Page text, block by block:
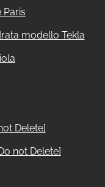
modello Tekla
Delete]
not Delete]